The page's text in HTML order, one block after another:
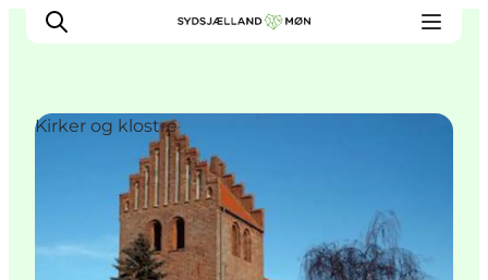
Byer og steder
Events
Kirker og klostre